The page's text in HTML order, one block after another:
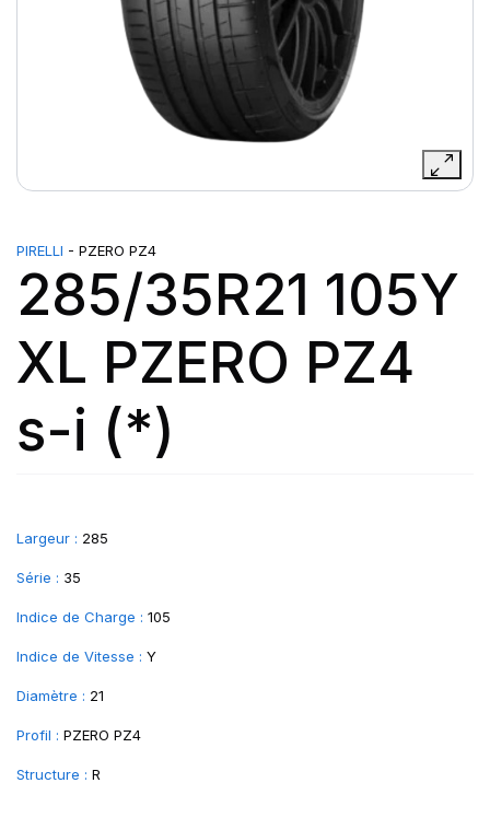
PIRELLI - PZERO PZ4
285/35R21 105Y
XL PZERO PZ4
s-i (*)
Largeur : 285
Série : 35
Indice de Charge : 105
Indice de Vitesse : Y
Diamètre : 21
Profil : PZERO PZ4
Structure : R